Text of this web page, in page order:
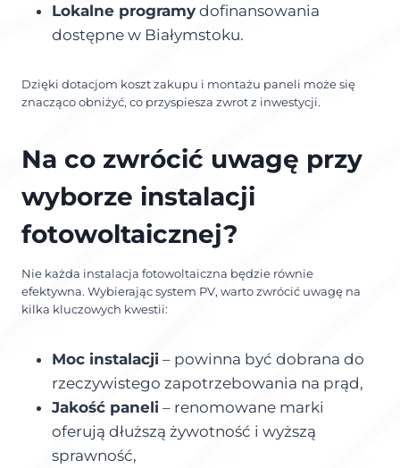
Lokalne programy dofinansowania
dostępne w Białymstoku.
Dzięki dotacjom koszt zakupu i montażu paneli może się
znacząco obniżyć, co przyspiesza zwrot z inwestycji.
Na co zwrócić uwagę przy
wyborze instalacji
fotowoltaicznej?
Nie każda instalacja fotowoltaiczna będzie równie
efektywna. Wybierając system PV, warto zwrócić uwagę na
kilka kluczowych kwestii:
Moc instalacji – powinna być dobrana do
rzeczywistego zapotrzebowania na prąd,
Jakość paneli – renomowane marki
oferują dłuższą żywotność i wyższą
sprawność,